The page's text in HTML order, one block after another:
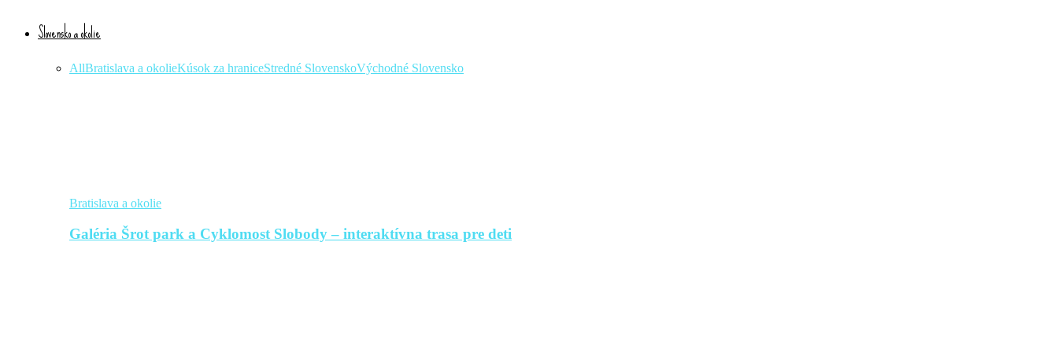
Slovensko a okolie
AllBratislava a okolieKúsok za hraniceStredné SlovenskoVýchodné Slovensko
Bratislava a okolie
Galéria Šrot park a Cyklomost Slobody – interaktívna trasa pre deti